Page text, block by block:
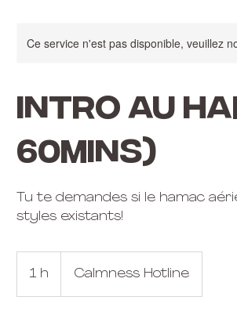
Ce service n'est pas disponible, veuillez
INTRO AU
60mins)
Tu te demandes si le hamac
styles existants!
1 h Calmness Hotline